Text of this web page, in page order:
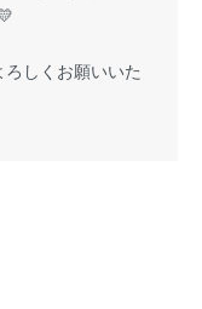
しくお願いいた